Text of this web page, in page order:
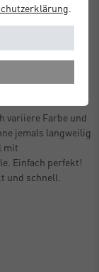
variiere Farbe und
jemals langweilig
mit
Einfach perfekt!
und schnell.